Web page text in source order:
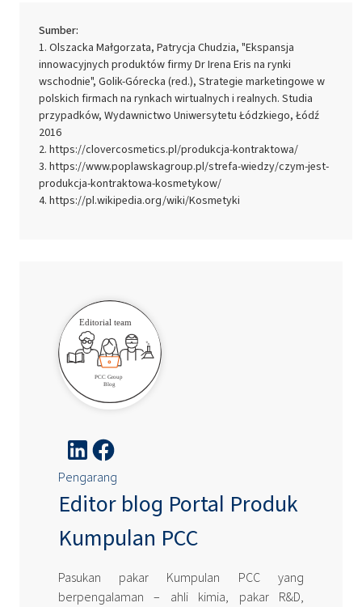
Sumber:
Olszacka Małgorzata, Patrycja Chudzia, "Ekspansja
innowacyjnych produktów firmy Dr Irena Eris na rynki
wschodnie", Golik-Górecka (red.), Strategie marketingowe w
polskich firmach na rynkach wirtualnych i realnych. Studia
przypadków, Wydawnictwo Uniwersytetu Łódzkiego, Łódź
2016
https://clovercosmetics.pl/produkcja-kontraktowa/
https://www.poplawskagroup.pl/strefa-wiedzy/czym-jest-
produkcja-kontraktowa-kosmetykow/
https://pl.wikipedia.org/wiki/Kosmetyki
Pengarang
Editor blog Portal Produk
Kumpulan PCC
Pasukan pakar Kumpulan PCC yang
berpengalaman – ahli kimia, pakar R&D,